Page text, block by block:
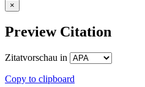
×
Preview Citation
Zitatvorschau in
Copy to clipboard